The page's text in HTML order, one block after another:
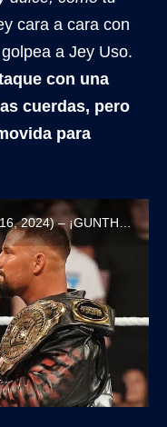
cara a cara con
a Jey Uso.
con una
cuerdas, pero
para